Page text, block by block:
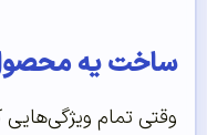
ساخت یه
وقتی تمام